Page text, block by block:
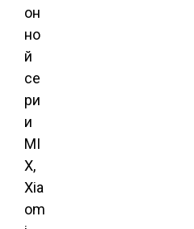
он
но
й
се
ри
и
MI
X,
Xia
om